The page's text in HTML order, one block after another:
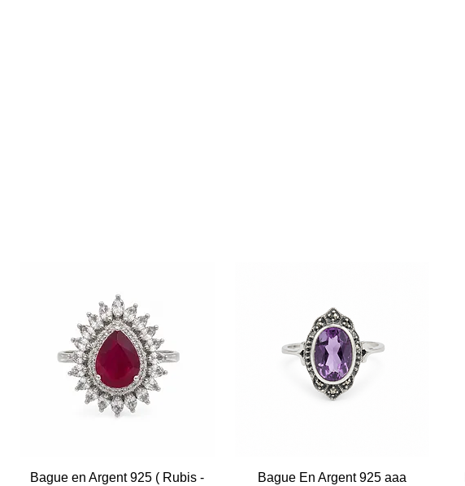
Aperçu rapide
Bague en Argent 925 ( Rubis - Aperçu rapide
Bague En Argent 925 aaa